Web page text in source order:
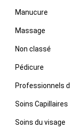
Manucure
Massage
Non classé
Pédicure
Professionnels
Soins Capillaires
Soins du visage